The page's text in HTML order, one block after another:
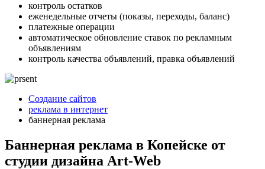
контроль остатков
еженедельные отчеты (показы, переходы, баланс)
платежные операции
автоматическое обновление ставок по рекламным
объявлениям
контроль качества объявлений, правка объявлений
Создание сайтов
реклама в интернет
баннерная реклама
Баннерная реклама в Копейске от
студии дизайна Art-Web